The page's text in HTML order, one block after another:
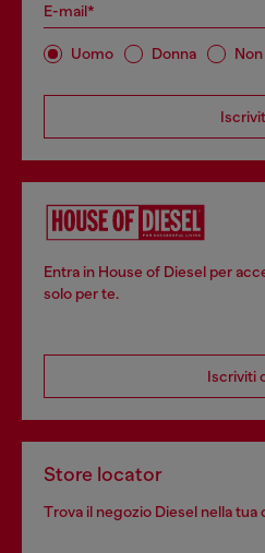
E-mail*
Uomo Donna
Entra in House of Diesel per
solo per te.
Iscriviti
Store locator
Trova il negozio Diesel nella tua